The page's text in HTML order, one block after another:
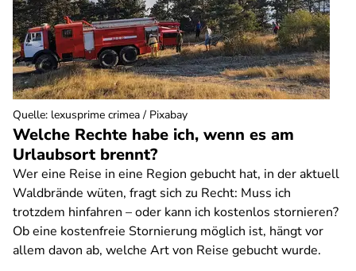
Welche Rechte habe ich, wenn es am
Urlaubsort brennt?
Wer eine Reise in eine Region gebucht hat, in der aktuell
Waldbrände wüten, fragt sich zu Recht: Muss ich
trotzdem hinfahren – oder kann ich kostenlos stornieren?
Ob eine kostenfreie Stornierung möglich ist, hängt vor
allem davon ab, welche Art von Reise gebucht wurde.
Quelle: lexusprime crimea / Pixabay